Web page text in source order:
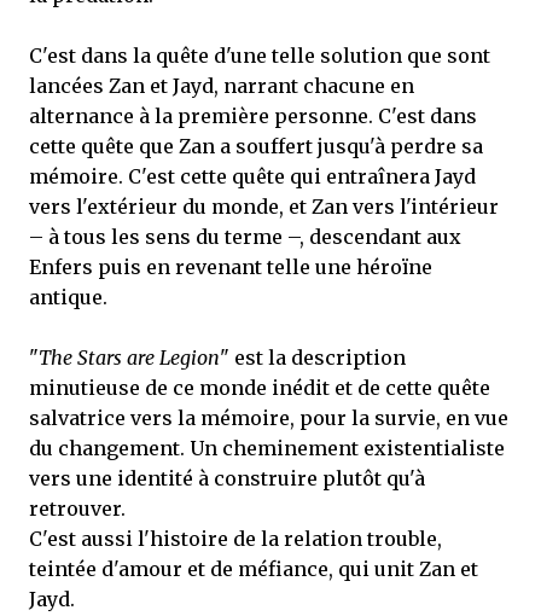
C'est dans la quête d'une telle solution que sont
lancées Zan et Jayd, narrant chacune en
alternance à la première personne. C'est dans
cette quête que Zan a souffert jusqu'à perdre sa
mémoire. C'est cette quête qui entraînera Jayd
vers l'extérieur du monde, et Zan vers l'intérieur
– à tous les sens du terme –, descendant aux
Enfers puis en revenant telle une héroïne
antique.
"The Stars are Legion" est la description
minutieuse de ce monde inédit et de cette quête
salvatrice vers la mémoire, pour la survie, en vue
du changement. Un cheminement existentialiste
vers une identité à construire plutôt qu'à
retrouver.
C'est aussi l'histoire de la relation trouble,
teintée d'amour et de méfiance, qui unit Zan et
Jayd.